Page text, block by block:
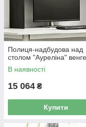
Полиця-надбудова над
столом "Ауреліна" венге
В наявності
15 064 ₴
Купити